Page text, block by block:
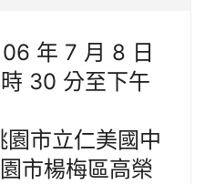
年 7 月 8 日
30 分至下午
市立仁美國中
市楊梅區高榮